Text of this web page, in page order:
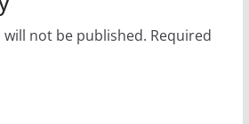
not be published. Required